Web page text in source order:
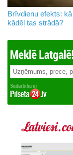
Brīvdienu efekts:
kādēļ tas strādā?